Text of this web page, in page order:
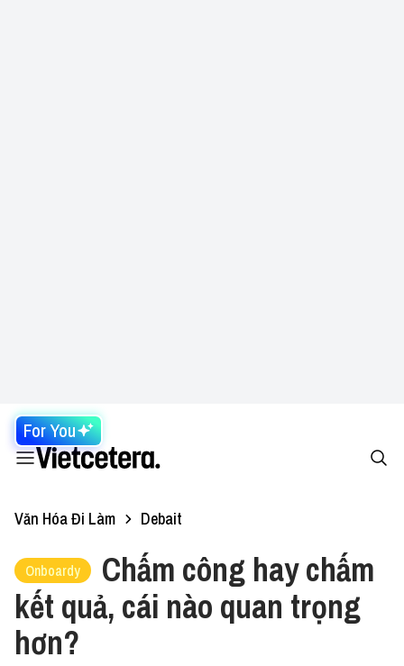
For You
Văn Hóa Đi Làm Debait
Onboardy
Chấm công hay chấm
kết quả, cái nào quan trọng
hơn?